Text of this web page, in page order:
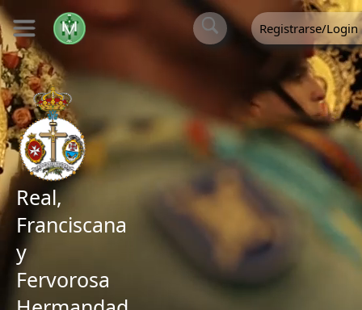
Registrarse/Login
Real,
Franciscana
y
Fervorosa